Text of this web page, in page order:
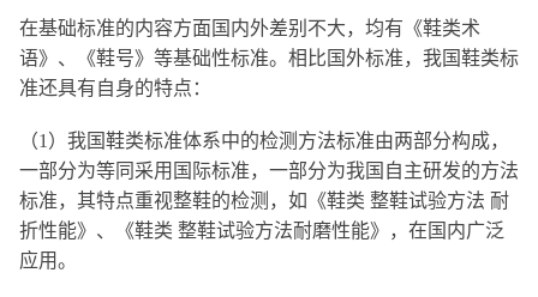
在基础标准的内容方面国内外差别不大，均有《鞋类术
语》、《鞋号》等基础性标准。相比国外标准，我国鞋类标
准还具有自身的特点：
（1）我国鞋类标准体系中的检测方法标准由两部分构成，
一部分为等同采用国际标准，一部分为我国自主研发的方法
标准，其特点重视整鞋的检测，如《鞋类 整鞋试验方法 耐
折性能》、《鞋类 整鞋试验方法耐磨性能》，在国内广泛
应用。